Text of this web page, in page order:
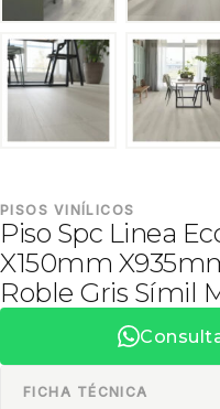
PISOS VINÍLICOS
Piso Spc Linea
X150mm
Roble Gris Símil
FICHA TÉCNICA